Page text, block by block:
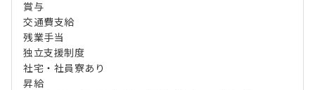
賞与
交通費支給
残業手当
独立支援制度
社宅・社員寮あり
昇給